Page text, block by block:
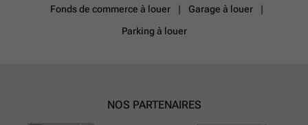
Fonds de commerce à louer
Garage à louer
Parking à louer
NOS PARTENAIRES